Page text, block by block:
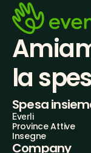
la
Spesa
Everli
Province Attive
Insegne
Company